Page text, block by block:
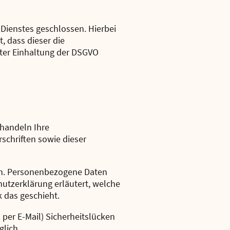
geschlossen. Hierbei
dass dieser die
Einhaltung der DSGVO
Ihre
sowie dieser
Personenbezogene Daten
erläutert, welche
das geschieht.
E-Mail) Sicherheitslücken